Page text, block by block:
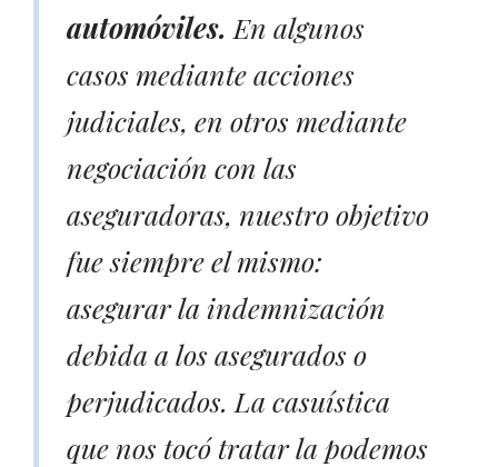
automóviles. En algunos
casos mediante acciones
judiciales, en otros mediante
negociación con las
aseguradoras, nuestro objetivo
fue siempre el mismo:
asegurar la indemnización
debida a los asegurados o
perjudicados. La casuística
que nos tocó tratar la podemos